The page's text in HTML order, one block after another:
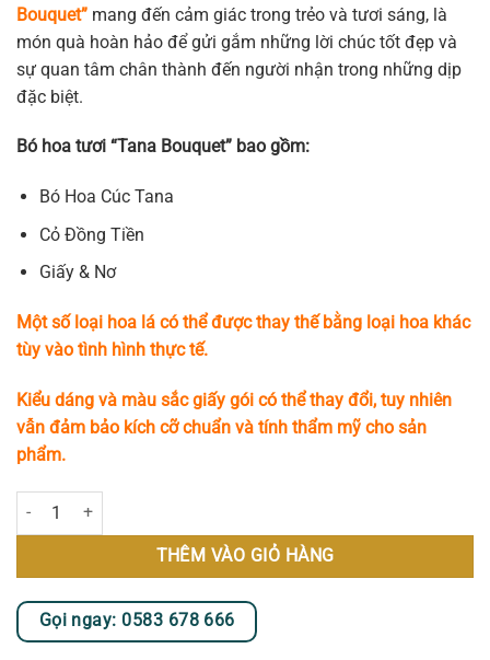
Bouquet” mang đến cảm giác trong trẻo và tươi sáng, là
món quà hoàn hảo để gửi gắm những lời chúc tốt đẹp và
sự quan tâm chân thành đến người nhận trong những dịp
đặc biệt.
Bó hoa tươi “Tana Bouquet” bao gồm:
Bó Hoa Cúc Tana
Cỏ Đồng Tiền
Giấy & Nơ
Một số loại hoa lá có thể được thay thế bằng loại hoa khác
tùy vào tình hình thực tế.
Kiểu dáng và màu sắc giấy gói có thể thay đổi, tuy nhiên
vẫn đảm bảo kích cỡ chuẩn và tính thẩm mỹ cho sản
phẩm.
Tana Bouquet số lượng
THÊM VÀO GIỎ HÀNG
Gọi ngay: 0583 678 666